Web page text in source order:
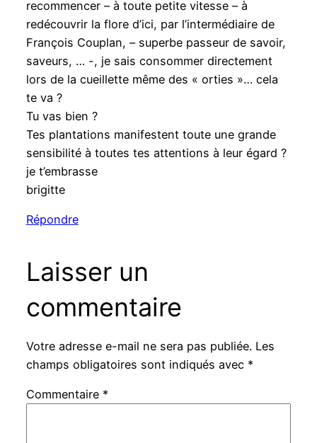
recommencer – à toute petite vitesse – à
redécouvrir la flore d’ici, par l’intermédiaire de
François Couplan, – superbe passeur de savoir,
saveurs, … -, je sais consommer directement
lors de la cueillette même des « orties »… cela
te va ?
Tu vas bien ?
Tes plantations manifestent toute une grande
sensibilité à toutes tes attentions à leur égard ?
je t’embrasse
brigitte
Répondre
Laisser un
commentaire
Votre adresse e-mail ne sera pas publiée. Les
champs obligatoires sont indiqués avec *
Commentaire *